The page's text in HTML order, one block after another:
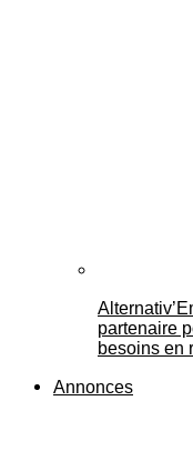
partenaire
besoins en
Annonces